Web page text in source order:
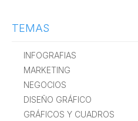
TEMAS
INFOGRAFIAS
MARKETING
NEGOCIOS
DISEÑO GRÁFICO
GRÁFICOS Y CUADROS